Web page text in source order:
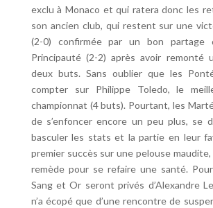
exclu à Monaco et qui ratera donc les
son ancien club, qui restent sur une
(2-0) confirmée par un bon partage
Principauté (2-2) après avoir remonté
deux buts. Sans oublier que les
compter sur Philippe Toledo, le
championnat (4 buts). Pourtant, les
de s’enfoncer encore un peu plus, se
basculer les stats et la partie en leur
premier succès sur une pelouse
remède pour se refaire une santé.
Sang et Or seront privés d’Alexandre
n’a écopé que d’une rencontre de